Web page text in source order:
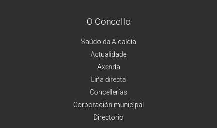
O Concello
Saúdo da Alcaldía
Actualidade
Axenda
Liña directa
Concellerías
Corporación municipal
Directorio